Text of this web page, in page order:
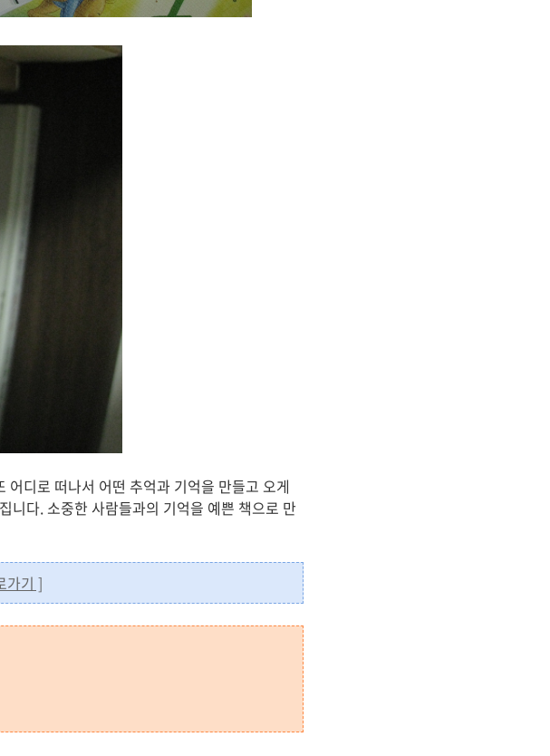
디로 떠나서 어떤 추억과 기억을 만들고 오게
니다. 소중한 사람들과의 기억을 예쁜 책으로 만
가기 ]